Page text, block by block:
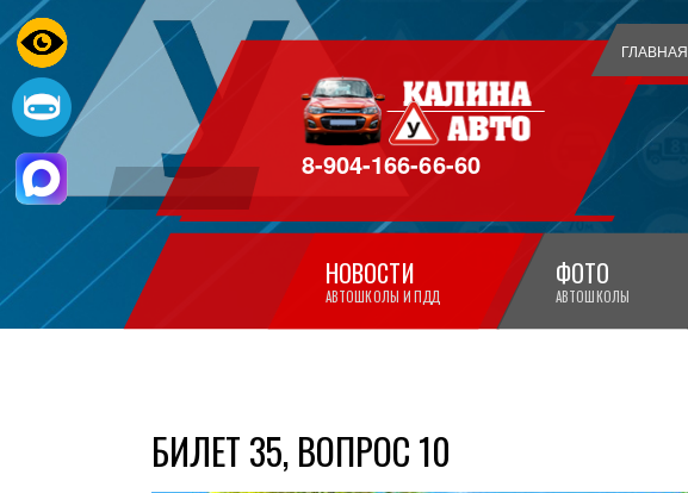
ГЛАВНАЯ
8-904-166-66-60
НОВОСТИ
АВТОШКОЛЫ И ПДД
ФОТО
АВТОШКОЛЫ
БИЛЕТ 35, ВОПРОС 10